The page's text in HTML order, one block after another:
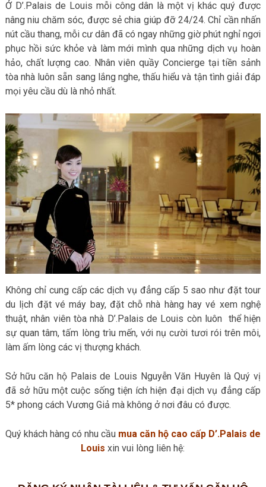
Ở D’.Palais de Louis mỗi công dân là một vị khác quý được
nâng niu chăm sóc, được sẻ chia giúp đỡ 24/24. Chỉ cần nhấn
nút cầu thang, mỗi cư dân đã có ngay những giờ phút nghỉ ngơi
phục hồi sức khỏe và làm mới mình qua những dịch vụ hoàn
hảo, chất lượng cao. Nhân viên quầy Concierge tại tiền sảnh
tòa nhà luôn sẵn sang lắng nghe, thấu hiểu và tận tình giải đáp
mọi yêu cầu dù là nhỏ nhất.
Không chỉ cung cấp các dịch vụ đẳng cấp 5 sao như đặt tour
du lịch đặt vé máy bay, đặt chỗ nhà hàng hay vé xem nghệ
thuật, nhân viên tòa nhà D’.Palais de Louis còn luôn thể hiện
sự quan tâm, tấm lòng trìu mến, với nụ cười tươi rói trên môi,
làm ấm lòng các vị thượng khách.
Sở hữu căn hộ Palais de Louis Nguyễn Văn Huyên là Quý vị
đã sở hữu một cuộc sống tiện ích hiện đại dịch vụ đẳng cấp
5* phong cách Vương Giả mà không ở nơi đâu có được.
Quý khách hàng có nhu cầu mua căn hộ cao cấp D’.Palais de
Louis xin vui lòng liên hệ: